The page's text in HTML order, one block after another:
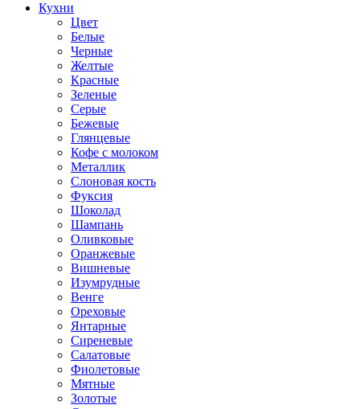
Кухни
Цвет
Белые
Черные
Желтые
Красные
Зеленые
Серые
Бежевые
Глянцевые
Кофе с молоком
Металлик
Слоновая кость
Фуксия
Шоколад
Шампань
Оливковые
Оранжевые
Вишневые
Изумрудные
Венге
Ореховые
Янтарные
Сиреневые
Салатовые
Фиолетовые
Мятные
Золотые